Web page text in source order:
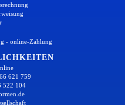
- online-Zahlung
621 759
522 104